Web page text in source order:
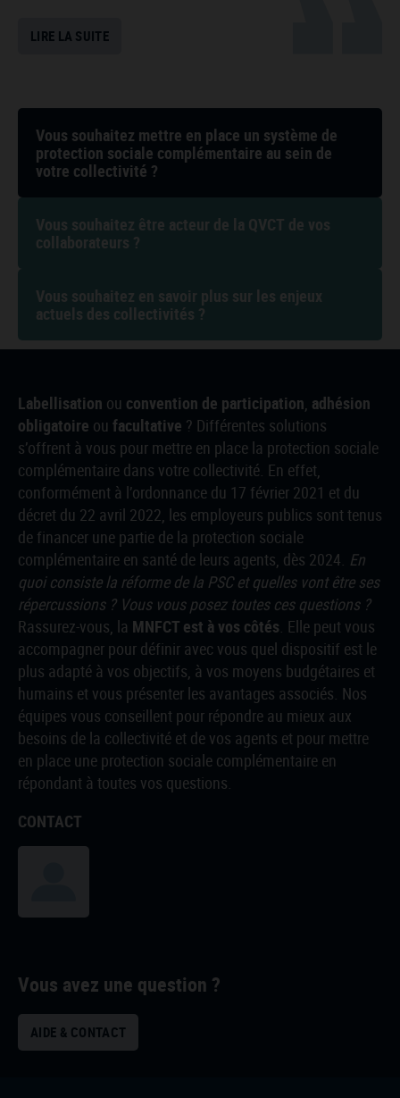
LIRE LA SUITE
Vous souhaitez mettre en place un système de
protection sociale complémentaire au sein de
votre collectivité ?
Vous souhaitez être acteur de la QVCT de vos
collaborateurs ?
Vous souhaitez en savoir plus sur les enjeux
actuels des collectivités ?
Labellisation ou convention de participation, adhésion
obligatoire ou facultative ? Différentes solutions
s’offrent à vous pour mettre en place la protection sociale
complémentaire dans votre collectivité. En effet,
conformément à l’ordonnance du 17 février 2021 et du
décret du 22 avril 2022, les employeurs publics sont tenus
de financer une partie de la protection sociale
complémentaire en santé de leurs agents, dès 2024. En
quoi consiste la réforme de la PSC et quelles vont être ses
répercussions ? Vous vous posez toutes ces questions ?
Rassurez-vous, la MNFCT est à vos côtés. Elle peut vous
accompagner pour définir avec vous quel dispositif est le
plus adapté à vos objectifs, à vos moyens budgétaires et
humains et vous présenter les avantages associés. Nos
équipes vous conseillent pour répondre au mieux aux
besoins de la collectivité et de vos agents et pour mettre
en place une protection sociale complémentaire en
répondant à toutes vos questions.
CONTACT
Vous avez une question ?
AIDE & CONTACT